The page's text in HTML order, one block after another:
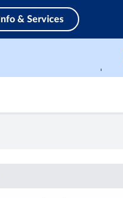
Info & Services